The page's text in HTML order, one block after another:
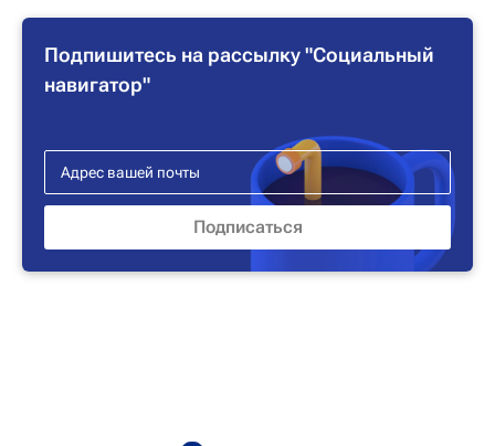
Подпишитесь на рассылку "Социальный
навигатор"